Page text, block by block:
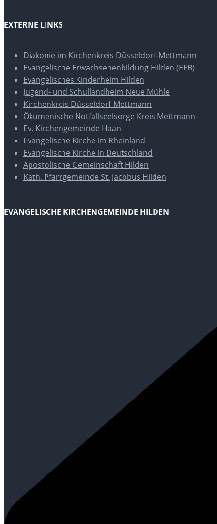
EXTERNE LINKS
Diakonie im Kirchenkreis Düsseldorf-Mettmann
Evangelische Erwachsenenbildung Hilden (EEB)
Evangelisches Kinderheim Hilden
Jugend- und Schullandheim Neue Mühle
Kirchenkreis Düsseldorf-Mettmann
Ökumenische Notfallseelsorge Kreis Mettmann
Ev. Kirchengemeinde Haan
Evangelische Kirche im Rheinland
Evangelische Kirche in Deutschland
Apostolische Gemeinschaft Hilden
Kath. Pfarrgemeinde St. Jacobus Hilden
EVANGELISCHE KIRCHENGEMEINDE HILDEN